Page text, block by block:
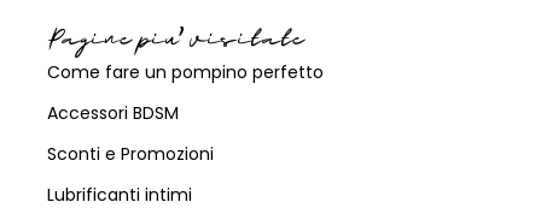
Pagine piu' visitate
Come fare un pompino perfetto
Accessori BDSM
Sconti e Promozioni
Lubrificanti intimi